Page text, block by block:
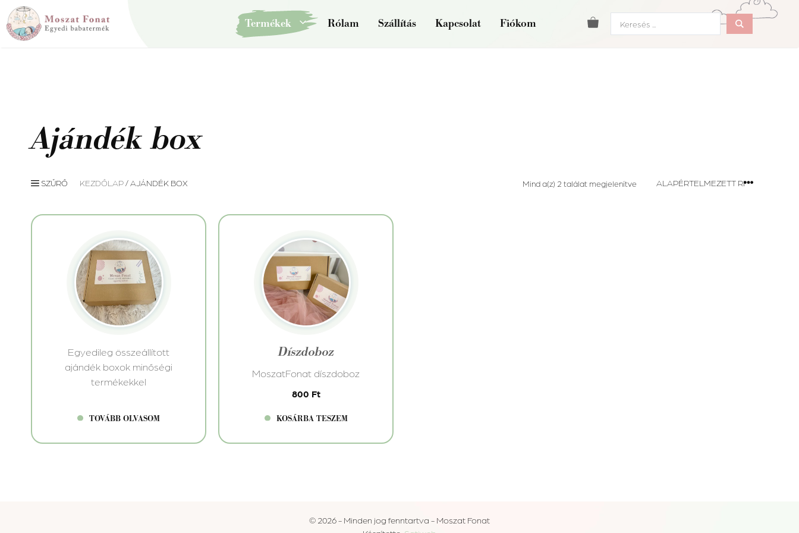
Kilépés
tartalomba
Termékek Rólam Szállítás Kapcsolat Fiókom
Search
...
Ajándék box
SZŰRŐ KEZDŐLAP / AJÁNDÉK BOX Mind a(z) 2 találat megjelenítve
Egyedileg összeállított
ajándék boxok minőségi
termékekkel
TOVÁBB OLVASOM
Díszdoboz
MoszatFonat díszdoboz
800 Ft
KOSÁRBA TESZEM
© 2026 - Minden jog fenntartva - Moszat Fonat